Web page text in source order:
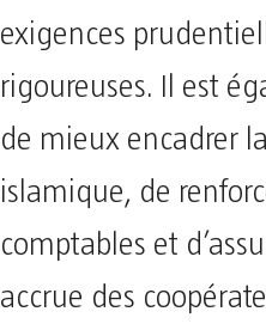
exigences
rigoureuses. Il est
de mieux encadrer
islamique, de
comptables et
accrue des